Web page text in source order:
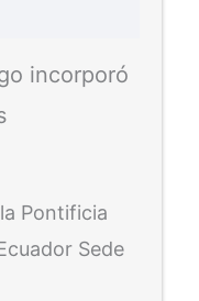
incorporó
Pontificia
Sede